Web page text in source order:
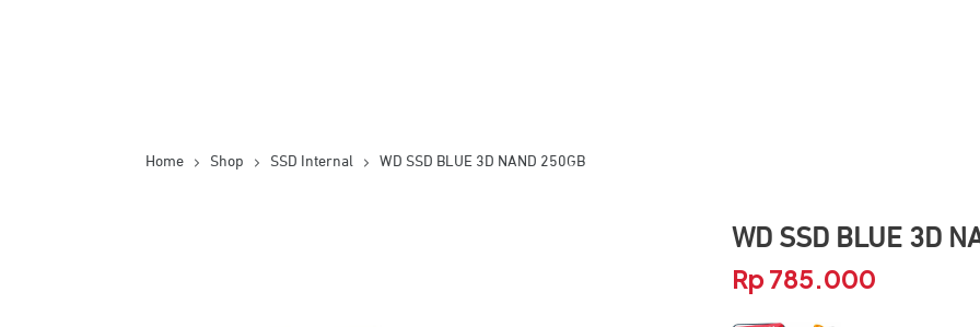
Home Shop SSD Internal WD SSD BLUE 3D NAND 250GB
WD SSD BLUE 3D
Rp 785.000